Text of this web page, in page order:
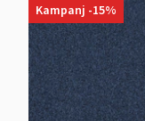
Kampanj -15%